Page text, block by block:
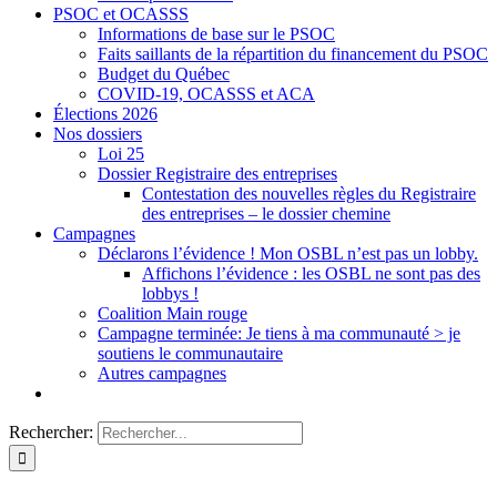
PSOC et OCASSS
Informations de base sur le PSOC
Faits saillants de la répartition du financement du PSOC
Budget du Québec
COVID-19, OCASSS et ACA
Élections 2026
Nos dossiers
Loi 25
Dossier Registraire des entreprises
Contestation des nouvelles règles du Registraire
des entreprises – le dossier chemine
Campagnes
Déclarons l’évidence ! Mon OSBL n’est pas un lobby.
Affichons l’évidence : les OSBL ne sont pas des
lobbys !
Coalition Main rouge
Campagne terminée: Je tiens à ma communauté > je
soutiens le communautaire
Autres campagnes
Rechercher: